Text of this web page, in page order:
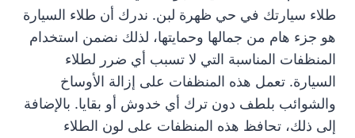
طلاء سيارتك في حي ظهرة لبن. ندرك أن طلاء السيارة
هو جزء هام من جمالها وحمايتها، لذلك نضمن استخدام
المنظفات المناسبة التي لا تسبب أي ضرر لطلاء
السيارة. تعمل هذه المنظفات على إزالة الأوساخ
والشوائب بلطف دون ترك أي خدوش أو بقايا. بالإضافة
إلى ذلك، تحافظ هذه المنظفات على لون الطلاء